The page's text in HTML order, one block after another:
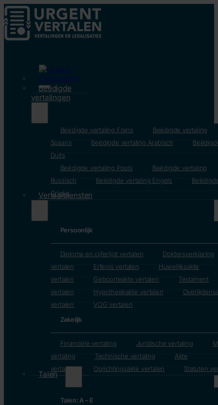
Beëdigde
vertalingen
Beëdigde vertaling Frans
Beëdigde vertaling
Spaans
Beëdigde vertaling Arabisch
Duits
Beëdigde vertaling Pools
Beëdigde vertaling
Russisch
Beëdigde vertaling Engels
Grieks
Vertaaldiensten
Persoonlijk
Diploma en cijferlijst vertalen
Doktersverklaring
vertalen
Erfenis vertalen
Huwelijksakte
vertalen
Geboorteakte vertalen
Testament
vertalen
Hypotheekakte vertalen
vertalen
VOG vertalen
Zakelijk
Financiële vertaling Juridische vertaling
vertaling
Technische vertaling
Akte
vertalen
Oprichtingsakte vertalen Statuten
Talen
Talen: A – E